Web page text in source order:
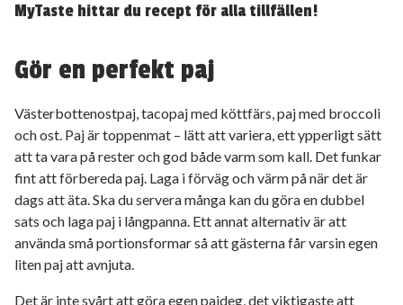
MyTaste hittar du recept för alla tillfällen!
Gör en perfekt paj
Västerbottenostpaj, tacopaj med köttfärs, paj med broccoli
och ost. Paj är toppenmat – lätt att variera, ett ypperligt sätt
att ta vara på rester och god både varm som kall. Det funkar
fint att förbereda paj. Laga i förväg och värm på när det är
dags att äta. Ska du servera många kan du göra en dubbel
sats och laga paj i långpanna. Ett annat alternativ är att
använda små portionsformar så att gästerna får varsin egen
liten paj att avnjuta.
Det är inte svårt att göra egen pajdeg, det viktigaste att